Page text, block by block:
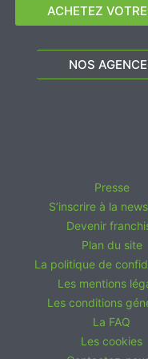
ACHETEZ
NOS
Presse
S’inscrire à la
Devenir
Plan du site
La politique de
Les mentions
Les conditions
La FAQ
Les cookies